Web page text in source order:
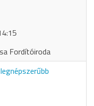
Fordítóiroda